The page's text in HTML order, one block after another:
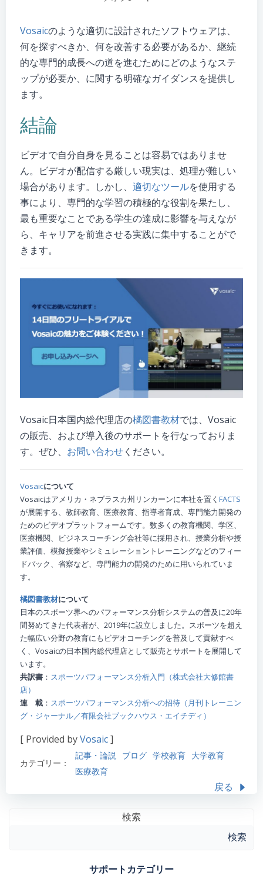
Vosaicのような適切に設計されたソフトウェアは、
何を探すべきか、何を改善する必要があるか、継続
的な専門的成長への道を進むためにどのようなステ
ップが必要か、に関する明確なガイダンスを提供し
ます。
結論
ビデオで自分自身を見ることは容易ではありませ
ん。ビデオが配信する厳しい現実は、処理が難しい
場合があります。しかし、 適切なツールを使用する
事により、専門的な学習の積極的な役割を果たし、
最も重要なことである学生の達成に影響を与えなが
ら、キャリアを前進させる実践に集中することがで
きます。
Vosaic日本国内総代理店の橘図書教材では、Vosaic
の販売、および導入後のサポートを行なっておりま
す。ぜひ、 お問い合わせください。
Vosaicについて
Vosaicはアメリカ・ネブラスカ州リンカーンに本社を置く FACTS
が展開する、教師教育、医療教育、指導者育成、専門能力開発の
ためのビデオプラットフォームです。数多くの教育機関、学区、
医療機関、ビジネスコーチング会社等に採用され、授業分析や授
業評価、模擬授業やシミュレーショントレーニングなどのフィー
ドバック、省察など、専門能力の開発のために用いられていま
す。
橘図書教材について
日本のスポーツ界へのパフォーマンス分析システムの普及に20年
間努めてきた代表者が、2019年に設立しました。スポーツを超え
た幅広い分野の教育にもビデオコーチングを普及して貢献すべ
く、Vosaicの日本国内総代理店として販売とサポートを展開して
います。
共訳書 ： スポーツパフォーマンス分析入門（株式会社大修館書
店）
連 載 ： スポーツパフォーマンス分析への招待（月刊トレーニン
グ・ジャーナル／有限会社ブックハウス・エイチディ）
[ Provided byVosaic]
カテゴリー：
記事・論説 ブログ 学校教育 大学教育
医療教育
戻る
検索
検索
サポートカテゴリー